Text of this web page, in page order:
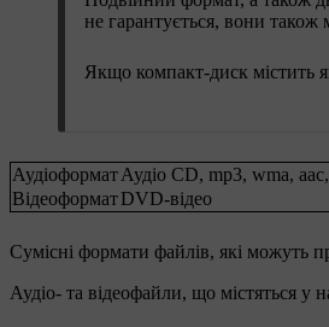
не гарантується, вони також
Якщо компакт-диск містить
АудіоформатАудіо CD, mp3, wma, aac,
ВідеоформатDVD-відео
Сумісні формати файлів, які можуть
Аудіо- та відеофайли, що містяться у